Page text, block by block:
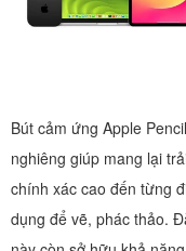
Bút cảm ứng Apple
nghiêng giúp mang lại
chính xác cao đến từng
dụng để vẽ, phác thảo.